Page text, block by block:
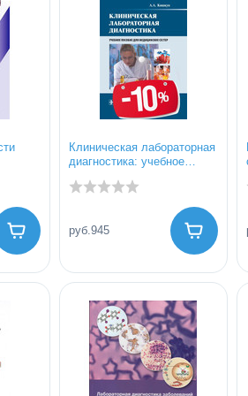
Клиническая лабораторная
диагностика: учебное
сестер
руб.945